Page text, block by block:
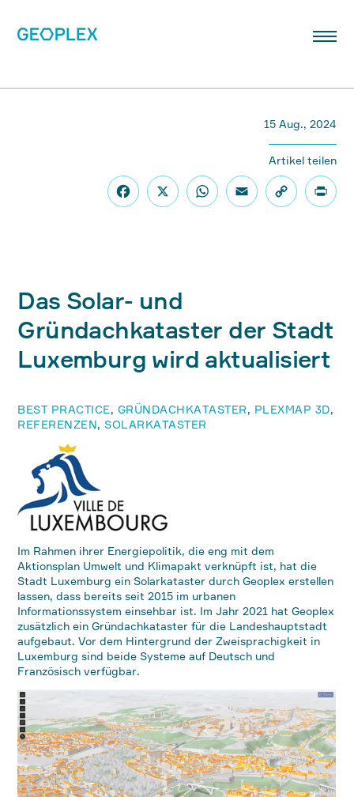
BEST PRACTICE, GRÜNDACHKATASTER, PLEXMAP 3D,
REFERENZEN,SOLARKATASTER
Das Solar- und
Gründachkataster der Stadt
Luxemburg wird aktualisiert
Im Rahmen ihrer Energiepolitik, die eng mit dem
Aktionsplan Umwelt und Klimapakt verknüpft ist, hat die
Stadt Luxemburg ein Solarkataster durch Geoplex erstellen
lassen, dass bereits seit 2015 im urbanen
Informationssystem einsehbar ist. Im Jahr 2021 hat Geoplex
zusätzlich ein Gründachkataster für die Landeshauptstadt
aufgebaut. Vor dem Hintergrund der Zweisprachigkeit in
Luxemburg sind beide Systeme auf Deutsch und
Französisch verfügbar.
15 Aug., 2024
Artikel teilen